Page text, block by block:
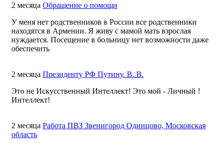
2 месяца Обращение о помощи
У меня нет родственников в России все родственники
находятся в Армении. Я живу с мамой мать взрослая
нуждается. Посещение в больницу нет возможности даже
обеспечить
2 месяца Президенту РФ Путину. В. В.
Это не Искусственный Интеллект! Это мой - Личный !
Интеллект!
2 месяца Работа ПВЗ Звенигород Одинцово, Московская
область